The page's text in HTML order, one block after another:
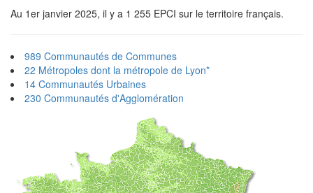
Au 1er janvier 2025, il y a 1 255 EPCI sur le territoire français.
989 Communautés de Communes
22 Métropoles dont la métropole de Lyon*
14 Communautés Urbaines
230 Communautés d'Agglomération